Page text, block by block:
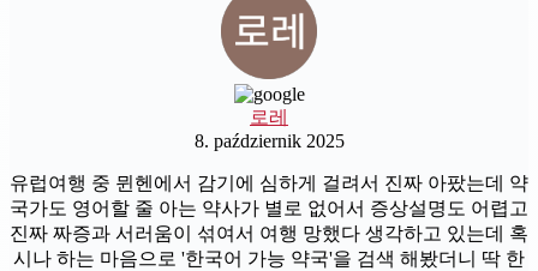
로레
8. październik 2025
유럽여행 중 뮌헨에서 감기에 심하게 걸려서 진짜 아팠는데 약
국가도 영어할 줄 아는 약사가 별로 없어서 증상설명도 어렵고
진짜 짜증과 서러움이 섞여서 여행 망했다 생각하고 있는데 혹
시나 하는 마음으로 '한국어 가능 약국'을 검색 해봤더니 딱 한